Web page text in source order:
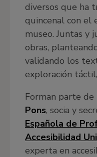
diversos que ha
quincenal con el
museo. Juntas y
obras,
validando los
exploración
Forman parte de
Pons, socia y
Española de
Accesibilidad
experta en